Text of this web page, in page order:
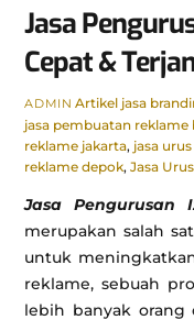
Jasa
Cepat &
ADMIN Artikel jasa
jasa pembuatan
reklame jakarta, jasa
reklame depok,Jasa
Jasa Pengurusan
merupakan salah
untuk
reklame, sebuah
lebih banyak orang